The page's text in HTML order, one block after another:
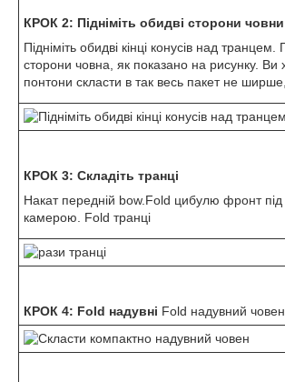
КРОК 2: Підніміть обидві сторони човни
Підніміть обидві кінці конусів над транцем.
сторони човна, як показано на рисунку. Ви
понтони скласти в так весь пакет не
КРОК 3: Складіть транці
Накат передній bow.Fold цибулю фронт
камерою. Fold транці
КРОК 4: Fold надувні Fold надувний